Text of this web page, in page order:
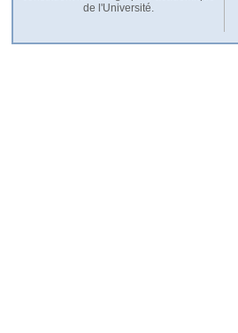
de l'Université.